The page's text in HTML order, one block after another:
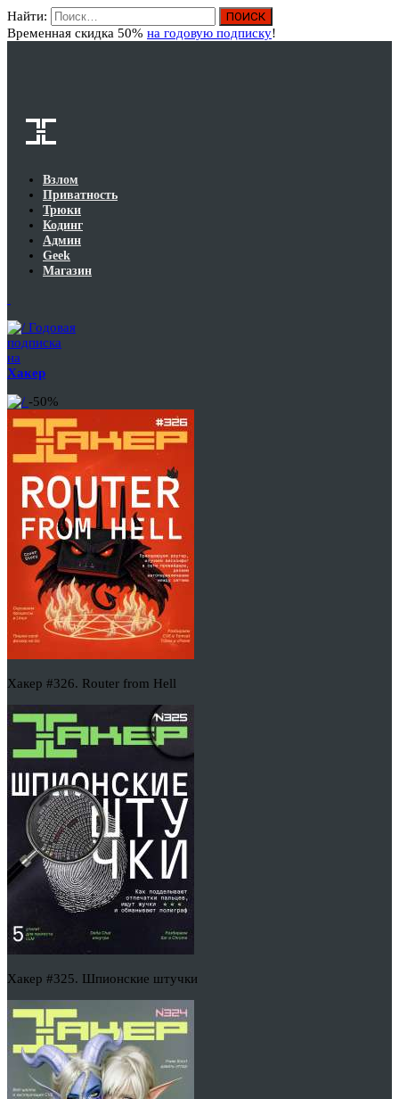
Найти:
Временная скидка 50% на годовую подписку!
Взлом
Приватность
Трюки
Кодинг
Админ
Geek
Магазин
Годовая
подписка
на
Хакер
-50%
Хакер #326. Router from Hell
Хакер #325. Шпионские штучки